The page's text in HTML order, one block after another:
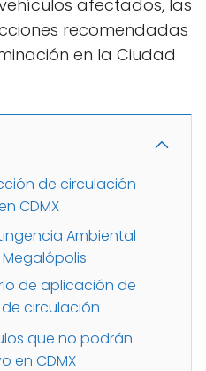
afectados, las
recomendadas
en la Ciudad
de circulación
CDMX
Ambiental
de aplicación de
circulación
que no podrán
en CDMX